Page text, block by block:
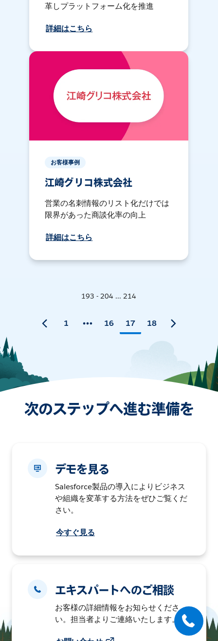
革しプラットフォーム化を推進
詳細はこちら
お客様事例
江崎グリコ株式会社
営業の名刺情報のリスト化だけでは
限界があった商談化率の向上
詳細はこちら
193 - 204 ... 214
1 16 17 18
次のステップへ進む準備を
デモを見る
Salesforce製品の導入によりビジネス
や組織を変革する方法をぜひご覧くだ
さい。
今すぐ見る
エキスパートへのご相談
お客様の詳細情報をお知らせくださ
い。担当者よりご連絡いたします。